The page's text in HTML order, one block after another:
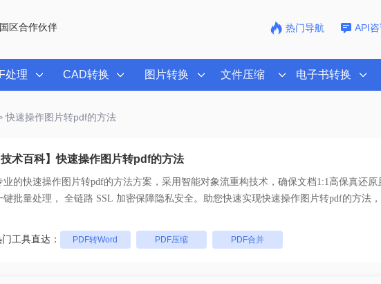
区合作伙伴 热门导航 API咨
处理 CAD转换 图片转换 文件压缩 电子书转换
快速操作图片转pdf的方法
技术百科】快速操作图片转pdf的方法
业的快速操作图片转pdf的方法方案，采用智能对象流重构技术，确保文档1:1高保真还原
支持一键批量处理， 全链路 SSL 加密保障隐私安全。助您快速实现快速操作图片转pdf的方法
工具直达： PDF转Word PDF压缩 PDF合并